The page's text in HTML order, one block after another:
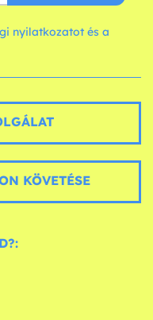
nyilatkozatot és a
KÖVETÉSE